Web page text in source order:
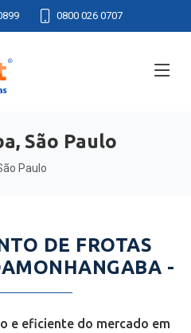
0800 026 0707
São Paulo
Paulo
DE FROTAS
-
e eficiente do mercado em